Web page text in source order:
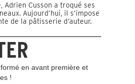
Adrien Cusson a troqué ses
Aujourd’hui, il s’impose
de la pâtisserie d’auteur.
en avant première et
!